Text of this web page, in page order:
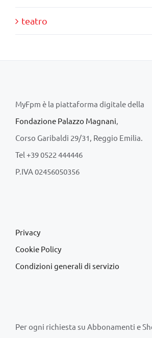
teatro
MyFpm è la piattaforma digitale della
Fondazione Palazzo Magnani,
Corso Garibaldi 29/31, Reggio Emilia.
Tel +39 0522 444446
P.IVA 02456050356
Privacy
Cookie Policy
Condizioni generali di servizio
Per ogni richiesta su Abbonamenti e